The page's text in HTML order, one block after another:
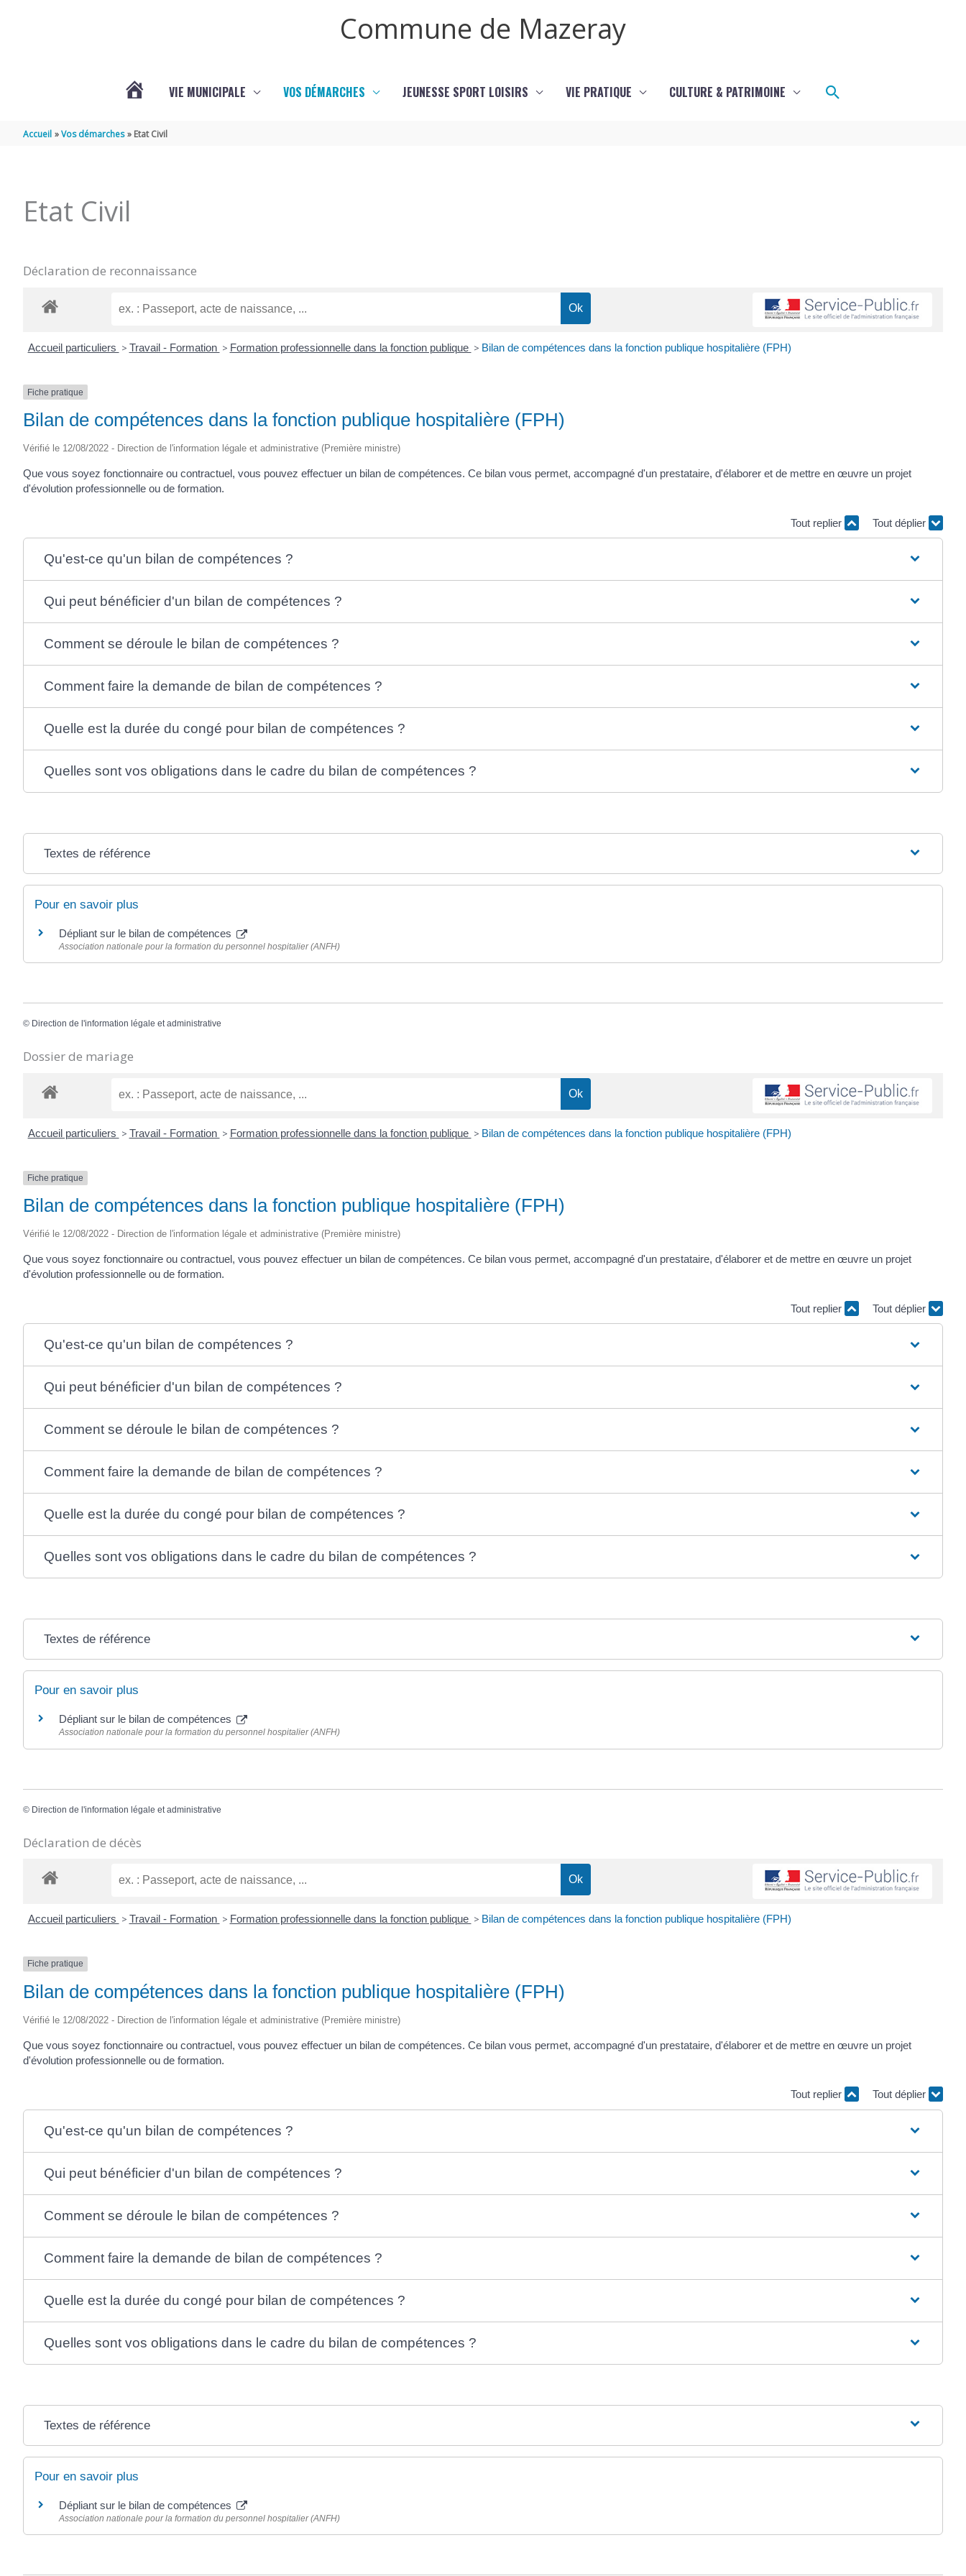
Commune de Mazeray
MAZERAY
VIE MUNICIPALE VOS DÉMARCHES JEUNESSE SPORT LOISIRS VIE PRATIQUE CULTURE & PATRIMOINE Rechercher
Accueil Vos démarches Etat Civil
Etat Civil
Déclaration de reconnaissance
Accueil particuliers > Travail - Formation > Formation professionnelle dans la fonction publique > Bilan de compétences dans la fonction publique hospitalière (FPH)
Fiche pratique
Bilan de compétences dans la fonction publique hospitalière (FPH)
Vérifié le 12/08/2022 - Direction de l'information légale et administrative (Première ministre)
Que vous soyez fonctionnaire ou contractuel, vous pouvez effectuer un bilan de compétences. Ce bilan vous permet, accompagné d'un prestataire, d'élaborer et de mettre en œuvre un projet
d'évolution professionnelle ou de formation.
Tout replier Tout déplier
Qu'est-ce qu'un bilan de compétences ?
Qui peut bénéficier d'un bilan de compétences ?
Comment se déroule le bilan de compétences ?
Comment faire la demande de bilan de compétences ?
Quelle est la durée du congé pour bilan de compétences ?
Quelles sont vos obligations dans le cadre du bilan de compétences ?
Textes de référence
Pour en savoir plus
Dépliant sur le bilan de compétences
Association nationale pour la formation du personnel hospitalier (ANFH)
© Direction de l'information légale et administrative
Dossier de mariage
Accueil particuliers > Travail - Formation > Formation professionnelle dans la fonction publique > Bilan de compétences dans la fonction publique hospitalière (FPH)
Fiche pratique
Bilan de compétences dans la fonction publique hospitalière (FPH)
Vérifié le 12/08/2022 - Direction de l'information légale et administrative (Première ministre)
Que vous soyez fonctionnaire ou contractuel, vous pouvez effectuer un bilan de compétences. Ce bilan vous permet, accompagné d'un prestataire, d'élaborer et de mettre en œuvre un projet
d'évolution professionnelle ou de formation.
Tout replier Tout déplier
Qu'est-ce qu'un bilan de compétences ?
Qui peut bénéficier d'un bilan de compétences ?
Comment se déroule le bilan de compétences ?
Comment faire la demande de bilan de compétences ?
Quelle est la durée du congé pour bilan de compétences ?
Quelles sont vos obligations dans le cadre du bilan de compétences ?
Textes de référence
Pour en savoir plus
Dépliant sur le bilan de compétences
Association nationale pour la formation du personnel hospitalier (ANFH)
© Direction de l'information légale et administrative
Déclaration de décès
Accueil particuliers > Travail - Formation > Formation professionnelle dans la fonction publique > Bilan de compétences dans la fonction publique hospitalière (FPH)
Fiche pratique
Bilan de compétences dans la fonction publique hospitalière (FPH)
Vérifié le 12/08/2022 - Direction de l'information légale et administrative (Première ministre)
Que vous soyez fonctionnaire ou contractuel, vous pouvez effectuer un bilan de compétences. Ce bilan vous permet, accompagné d'un prestataire, d'élaborer et de mettre en œuvre un projet
d'évolution professionnelle ou de formation.
Tout replier Tout déplier
Qu'est-ce qu'un bilan de compétences ?
Qui peut bénéficier d'un bilan de compétences ?
Comment se déroule le bilan de compétences ?
Comment faire la demande de bilan de compétences ?
Quelle est la durée du congé pour bilan de compétences ?
Quelles sont vos obligations dans le cadre du bilan de compétences ?
Textes de référence
Pour en savoir plus
Dépliant sur le bilan de compétences
Association nationale pour la formation du personnel hospitalier (ANFH)